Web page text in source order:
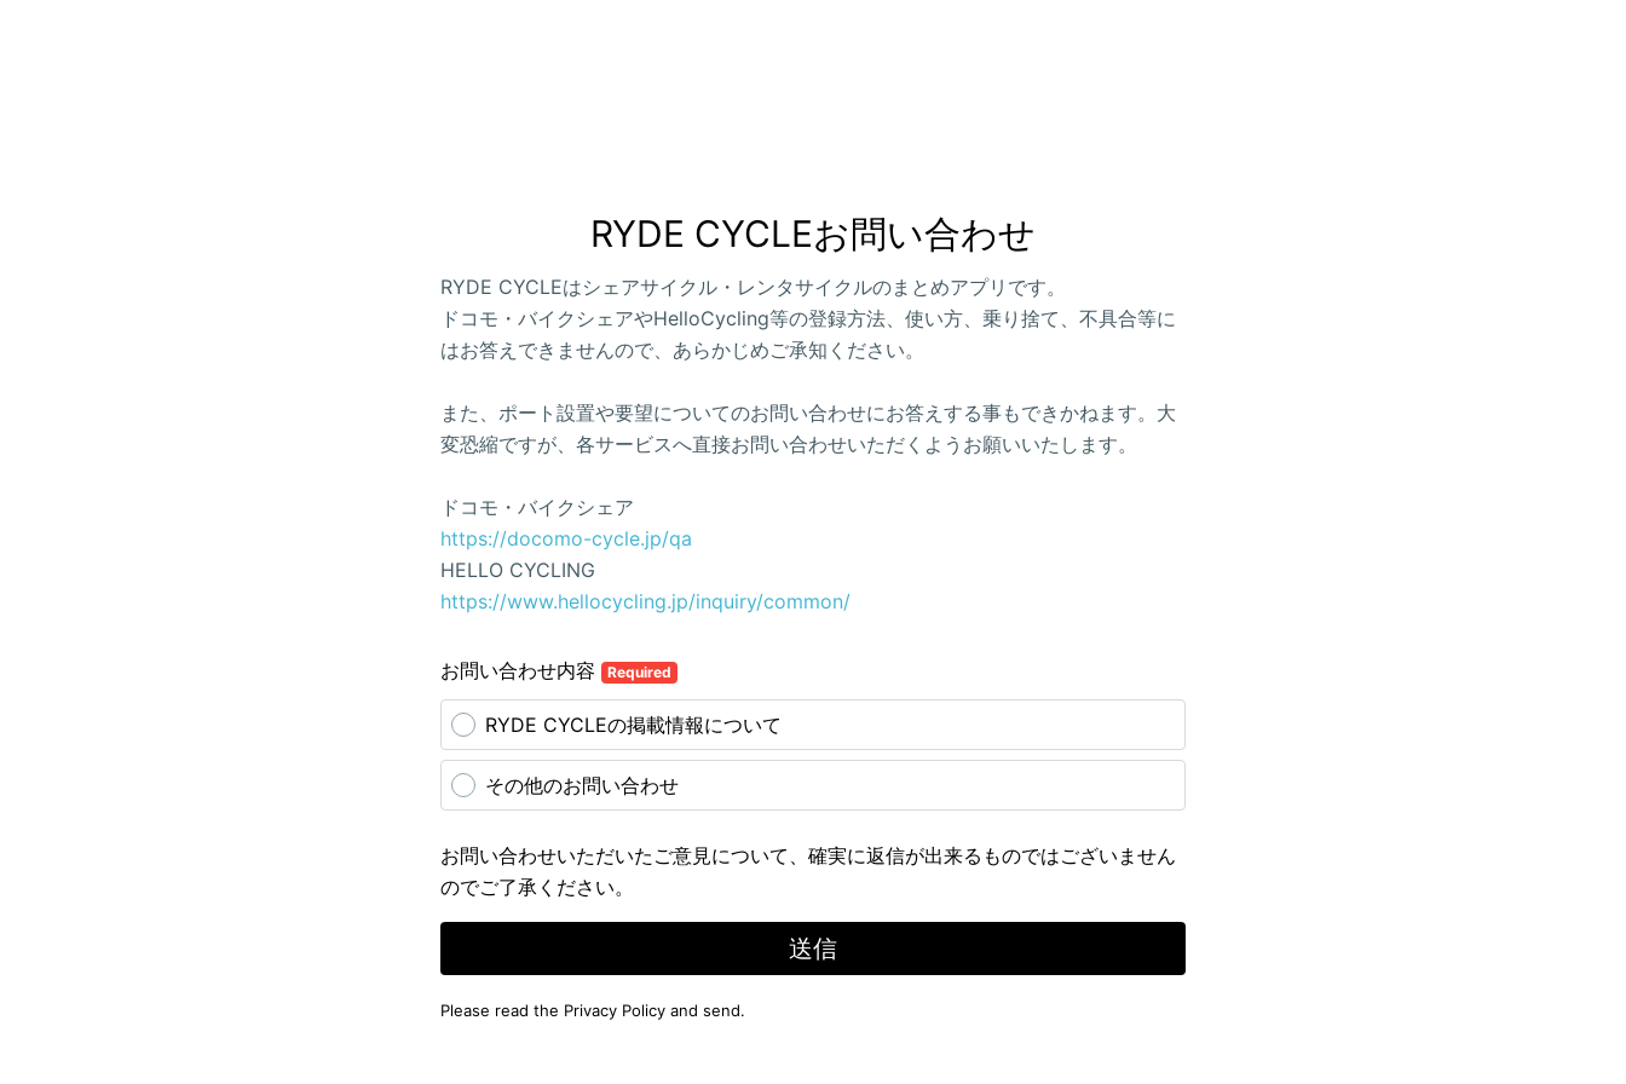
RYDE CYCLEお問い合わせ
RYDE CYCLEはシェアサイクル・レンタサイクルのまとめアプリです。
ドコモ・バイクシェアやHelloCycling等の登録方法、使い方、乗り捨て、不具合等に
はお答えできませんので、あらかじめご承知ください。
また、ポート設置や要望についてのお問い合わせにお答えする事もできかねます。大
変恐縮ですが、各サービスへ直接お問い合わせいただくようお願いいたします。
ドコモ・バイクシェア
https://docomo-cycle.jp/qa
HELLO CYCLING
https://www.hellocycling.jp/inquiry/common/
お問い合わせ内容 Required
RYDE CYCLEの掲載情報について
その他のお問い合わせ
お問い合わせいただいたご意見について、確実に返信が出来るものではございません
のでご了承ください。
送信
Please read the Privacy Policy and send.